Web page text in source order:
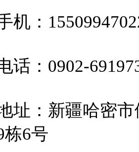
机：
话：0902-
址：新疆哈密
栋6号